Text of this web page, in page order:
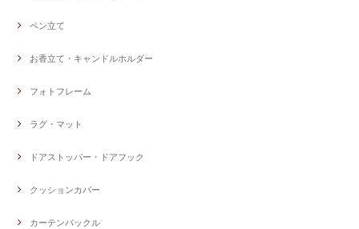
ペン立て
お香立て・キャンドルホルダー
フォトフレーム
ラグ・マット
ドアストッパー・ドアフック
クッションカバー
カーテンバックル